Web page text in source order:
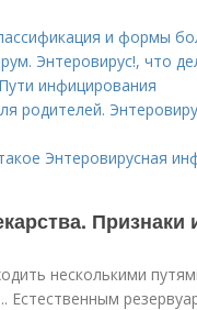
и формы
Энтеровирус!, что
инфицирования
родителей.
Энтеровирусная
несколькими